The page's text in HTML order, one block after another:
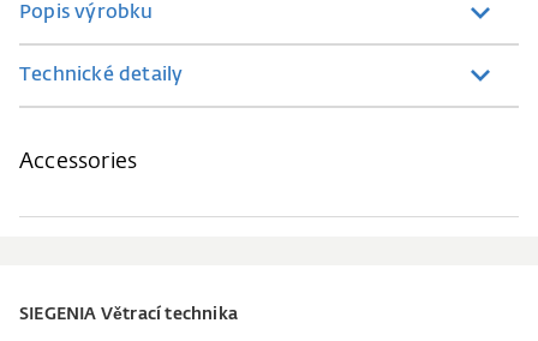
Popis výrobku
Technické detaily
Accessories
SIEGENIA Větrací technika